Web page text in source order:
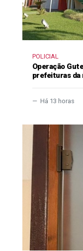
POLICIAL
Operação
prefeituras da
Há 13 horas